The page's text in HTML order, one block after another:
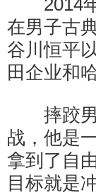
2014年
在男子古
谷川恒平
田企业和
摔跤男
战，他是
拿到了自
目标就是